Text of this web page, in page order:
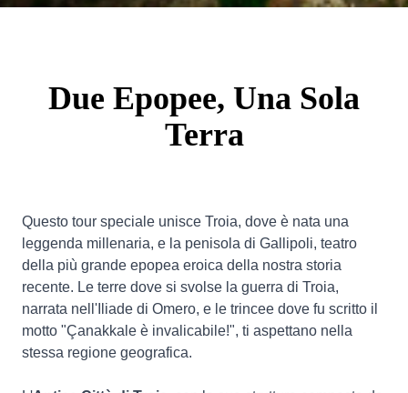
Due Epopee, Una Sola
Terra
Questo tour speciale unisce Troia, dove è nata una
leggenda millenaria, e la penisola di Gallipoli, teatro
della più grande epopea eroica della nostra storia
recente. Le terre dove si svolse la guerra di Troia,
narrata nell'Iliade di Omero, e le trincee dove fu scritto il
motto "Çanakkale è invalicabile!", ti aspettano nella
stessa regione geografica.